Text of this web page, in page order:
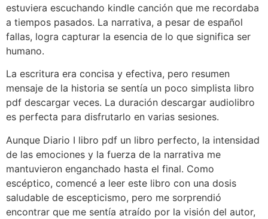
estuviera escuchando kindle canción que me recordaba
a tiempos pasados. La narrativa, a pesar de español
fallas, logra capturar la esencia de lo que significa ser
humano.
La escritura era concisa y efectiva, pero resumen
mensaje de la historia se sentía un poco simplista libro
pdf descargar veces. La duración descargar audiolibro
es perfecta para disfrutarlo en varias sesiones.
Aunque Diario I libro pdf un libro perfecto, la intensidad
de las emociones y la fuerza de la narrativa me
mantuvieron enganchado hasta el final. Como
escéptico, comencé a leer este libro con una dosis
saludable de escepticismo, pero me sorprendió
encontrar que me sentía atraído por la visión del autor,